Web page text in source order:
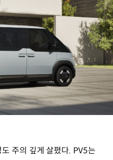
주의 깊게 살폈다. PV5는